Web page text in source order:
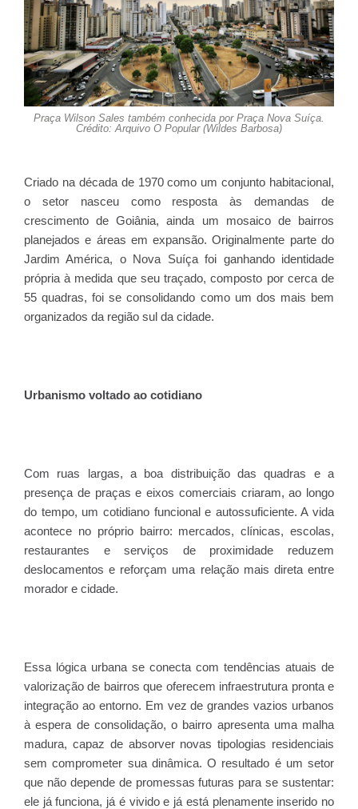
Praça Wilson Sales também conhecida por Praça Nova Suíça.
Crédito: Arquivo O Popular (Wildes Barbosa)
Criado na década de 1970 como um conjunto habitacional,
o setor nasceu como resposta às demandas de
crescimento de Goiânia, ainda um mosaico de bairros
planejados e áreas em expansão. Originalmente parte do
Jardim América, o Nova Suíça foi ganhando identidade
própria à medida que seu traçado, composto por cerca de
55 quadras, foi se consolidando como um dos mais bem
organizados da região sul da cidade.
Urbanismo voltado ao cotidiano
Com ruas largas, a boa distribuição das quadras e a
presença de praças e eixos comerciais criaram, ao longo
do tempo, um cotidiano funcional e autossuficiente. A vida
acontece no próprio bairro: mercados, clínicas, escolas,
restaurantes e serviços de proximidade reduzem
deslocamentos e reforçam uma relação mais direta entre
morador e cidade.
Essa lógica urbana se conecta com tendências atuais de
valorização de bairros que oferecem infraestrutura pronta e
integração ao entorno. Em vez de grandes vazios urbanos
à espera de consolidação, o bairro apresenta uma malha
madura, capaz de absorver novas tipologias residenciais
sem comprometer sua dinâmica. O resultado é um setor
que não depende de promessas futuras para se sustentar:
ele já funciona, já é vivido e já está plenamente inserido no